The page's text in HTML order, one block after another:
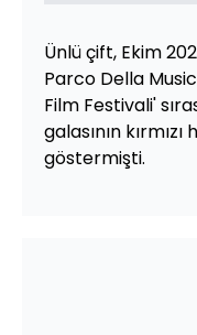
Ünlü çift, Ekim
Parco Della
Film Festivali'
galasının
göstermişti.